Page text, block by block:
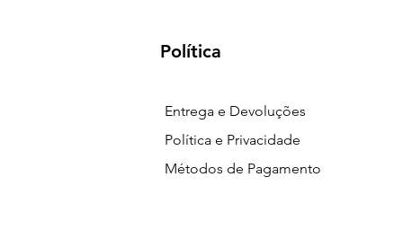
Política
Entrega e Devoluções
Política e Privacidade
Métodos de Pagamento